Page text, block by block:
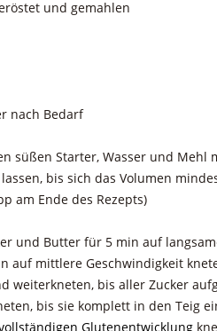
und gemahlen
nach Bedarf
süßen Starter, Wasser und Mehl
bis sich das Volumen
am Ende des Rezepts)
und Butter für 5 min auf
auf mittlere Geschwindigkeit
weiterkneten, bis aller Zucker
bis sie komplett in den Teig
Glutenentwicklung